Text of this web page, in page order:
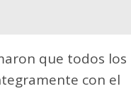
que todos los
con el